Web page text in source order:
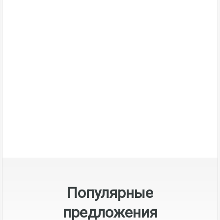
Популярные
предложения